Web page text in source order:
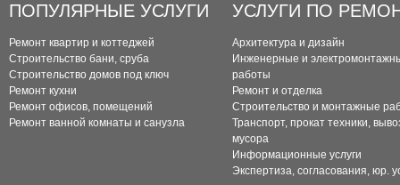
ПОПУЛЯРНЫЕ УСЛУГИ
Ремонт квартир и коттеджей
Строительство бани, сруба
Строительство домов под ключ
Ремонт кухни
Ремонт офисов, помещений
Ремонт ванной комнаты и санузла
УСЛУГИ ПО
Архитектура и дизайн
Инженерные и
работы
Ремонт и отделка
Строительство и монтажные
Транспорт, прокат техники,
мусора
Информационные услуги
Экспертиза, согласования, юр.